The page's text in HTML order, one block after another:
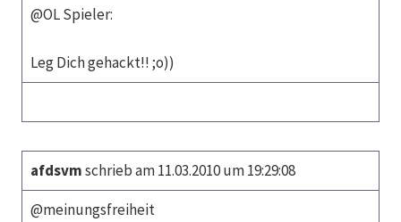
@OL Spieler:
Leg Dich gehackt!! ;o))
afdsvmschrieb am 11.03.2010 um 19:29:08
@meinungsfreiheit